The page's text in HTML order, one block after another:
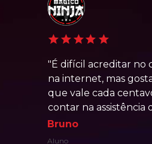
"É difícil acreditar no
na internet, mas
que vale cada
contar na assistência
Bruno
Aluno